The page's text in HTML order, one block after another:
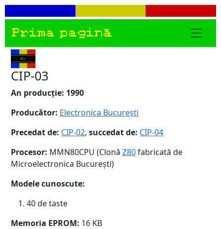
Prima pagină
CIP-03
An producție: 1990
Producător: Electronica București
Precedat de: CIP-02, succedat de: CIP-04
Procesor: MMN80CPU (Clonă Z80fabricată de
Microelectronica București)
Modele cunoscute:
40 de taste
Memoria EPROM: 16 KB